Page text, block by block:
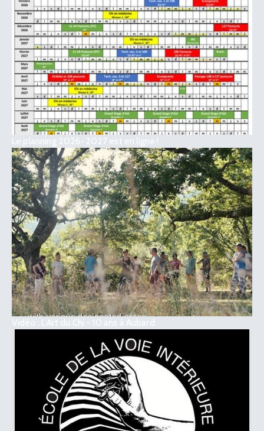
Le planning 2026-2027 est en ligne !
Vidéo : L’Art du Chi - 10 ans à Aubard